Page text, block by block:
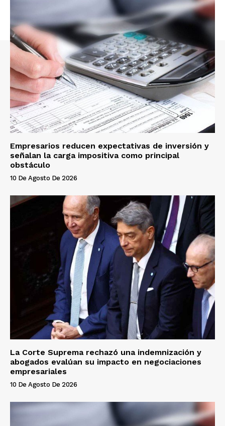
Empresarios reducen expectativas de inversión y
señalan la carga impositiva como principal
obstáculo
10 De Agosto De 2026
La Corte Suprema rechazó una indemnización y
abogados evalúan su impacto en negociaciones
empresariales
10 De Agosto De 2026